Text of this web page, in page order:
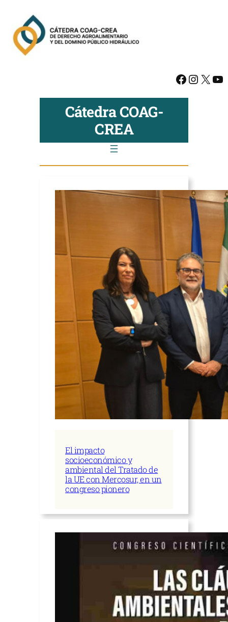
Facebook Instagram X YouTube
Cátedra COAG-
CREA
El impacto
socioeconómico y
ambiental del Tratado de
la UE con Mercosur, en un
congreso pionero